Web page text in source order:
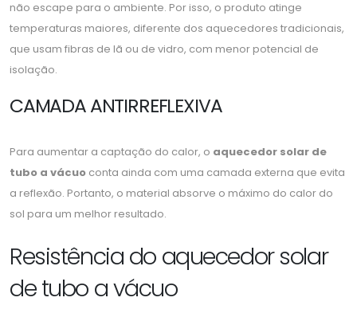
não escape para o ambiente. Por isso, o produto atinge
temperaturas maiores, diferente dos aquecedores tradicionais,
que usam fibras de lã ou de vidro, com menor potencial de
isolação.
CAMADA ANTIRREFLEXIVA
Para aumentar a captação do calor, o aquecedor solar de
tubo a vácuo conta ainda com uma camada externa que evita
a reflexão. Portanto, o material absorve o máximo do calor do
sol para um melhor resultado.
Resistência do aquecedor solar
de tubo a vácuo